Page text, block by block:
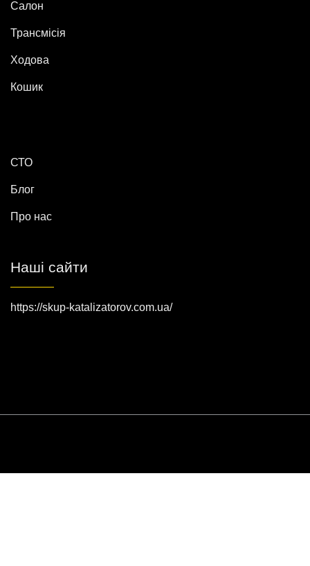
Салон
Трансмісія
Ходова
Кошик
СТО
Блог
Про нас
Наші сайти
https://skup-katalizatorov.com.ua/